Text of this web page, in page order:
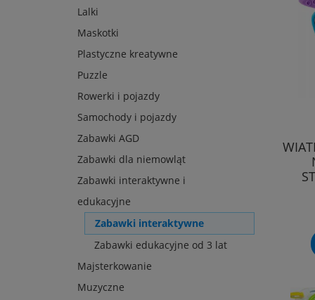
Lalki
Maskotki
Plastyczne kreatywne
Puzzle
Rowerki i pojazdy
Samochody i pojazdy
Zabawki AGD
Zabawki dla niemowląt
Zabawki interaktywne i
edukacyjne
Zabawki interaktywne
Zabawki edukacyjne od 3 lat
Majsterkowanie
Muzyczne